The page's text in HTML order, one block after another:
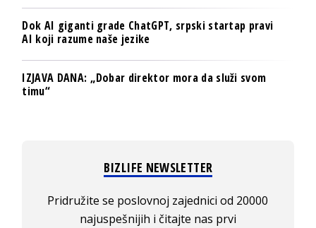
Dok AI giganti grade ChatGPT, srpski startap pravi
AI koji razume naše jezike
IZJAVA DANA: „Dobar direktor mora da služi svom
timu“
BIZLIFE NEWSLETTER
Pridružite se poslovnoj zajednici od 20000
najuspešnijih i čitajte nas prvi